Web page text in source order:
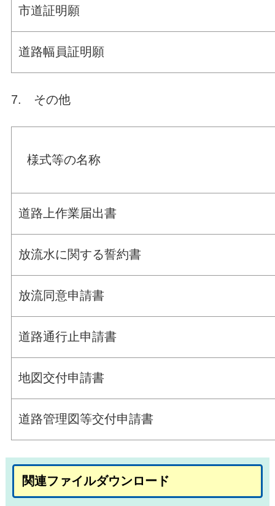
市道証明願
道路幅員証明願
7. その他
様式等の名称
道路上作業届出書
放流水に関する誓約書
放流同意申請書
道路通行止申請書
地図交付申請書
道路管理図等交付申請書
関連ファイルダウンロード